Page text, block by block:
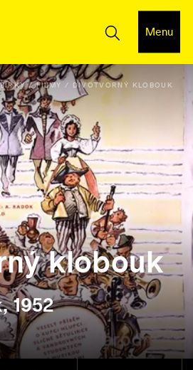
Menu
FILMY DIVOTVORNÝ KLOBOUK
klobouk
1952